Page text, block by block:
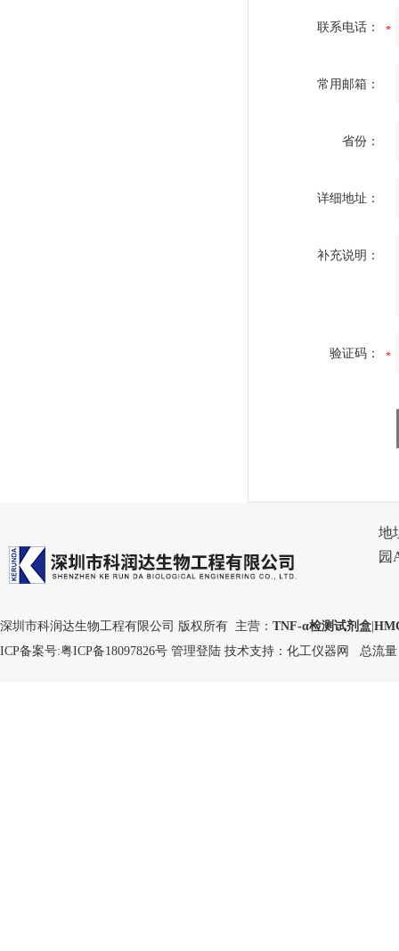
联系电话：
常用邮箱：
省份：
详细地址：
补充说明：
验证码：
地
园
深圳市科润达生物工程有限公司 版权所有 主营： TNF-α检测试剂盒
ICP备案号:粤ICP备18097826号 管理登陆 技术支持： 化工仪器网 总流量